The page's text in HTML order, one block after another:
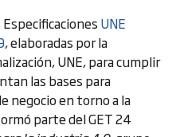
UNE
, elaboradas por la
UNE, para cumplir
las bases para
negocio en torno a la
parte del GET 24